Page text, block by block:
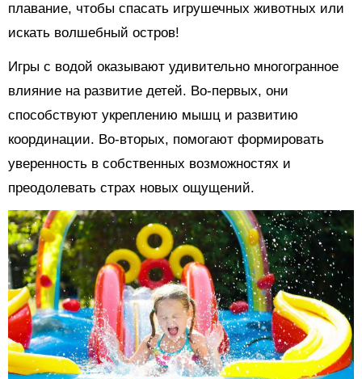
плавание, чтобы спасать игрушечных животных или
искать волшебный остров!
Игры с водой оказывают удивительно многогранное
влияние на развитие детей. Во-первых, они
способствуют укреплению мышц и развитию
координации. Во-вторых, помогают формировать
уверенность в собственных возможностях и
преодолевать страх новых ощущений.